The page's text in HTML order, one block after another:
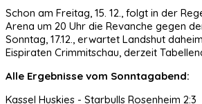
Schon am Freitag, 15. 12., folgt in der
Arena um 20 Uhr die Revanche gegen
Sonntag, 17.12., erwartet Landshut
Eispiraten Crimmitschau, derzeit
Alle Ergebnisse vom Sonntagabend:
Kassel Huskies - Starbulls Rosenheim 2:3